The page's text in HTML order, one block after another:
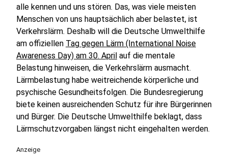
alle kennen und uns stören. Das, was viele meisten
Menschen von uns hauptsächlich aber belastet, ist
Verkehrslärm. Deshalb will die Deutsche Umwelthilfe
am offiziellen Tag gegen Lärm (International Noise
Awareness Day) am 30. April auf die mentale
Belastung hinweisen, die Verkehrslärm ausmacht.
Lärmbelastung habe weitreichende körperliche und
psychische Gesundheitsfolgen. Die Bundesregierung
biete keinen ausreichenden Schutz für ihre Bürgerinnen
und Bürger. Die Deutsche Umwelthilfe beklagt, dass
Lärmschutzvorgaben längst nicht eingehalten werden.
Anzeige